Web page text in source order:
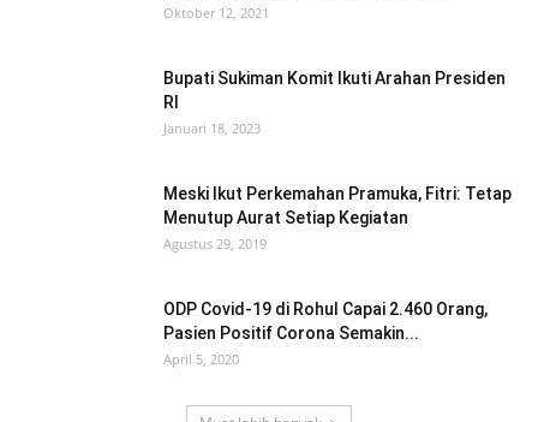
Oktober 12, 2021
Bupati Sukiman Komit Ikuti Arahan Presiden
RI
Januari 18, 2023
Meski Ikut Perkemahan Pramuka, Fitri: Tetap
Menutup Aurat Setiap Kegiatan
Agustus 29, 2019
ODP Covid-19 di Rohul Capai 2.460 Orang,
Pasien Positif Corona Semakin...
April 5, 2020